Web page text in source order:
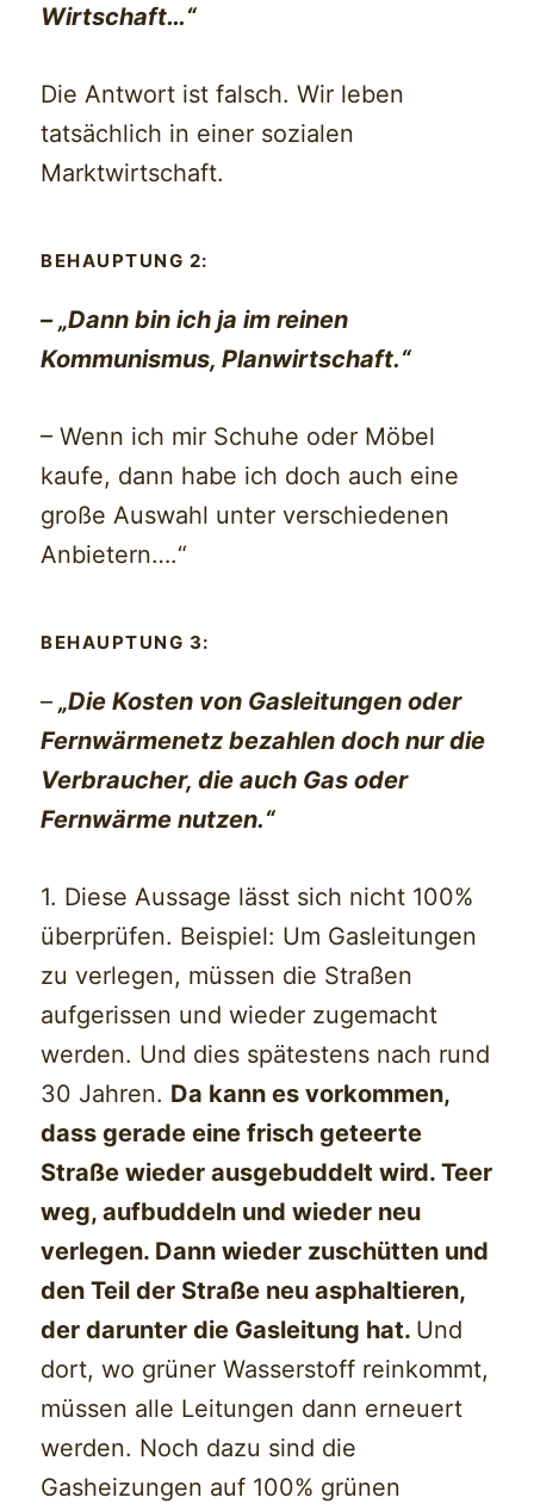
Wirtschaft…“
Die Antwort ist falsch. Wir leben
tatsächlich in einer sozialen
Marktwirtschaft.
BEHAUPTUNG 2:
– „Dann bin ich ja im reinen
Kommunismus, Planwirtschaft.“
– Wenn ich mir Schuhe oder Möbel
kaufe, dann habe ich doch auch eine
große Auswahl unter verschiedenen
Anbietern….“
BEHAUPTUNG 3:
– „Die Kosten von Gasleitungen oder
Fernwärmenetz bezahlen doch nur die
Verbraucher, die auch Gas oder
Fernwärme nutzen.“
1. Diese Aussage lässt sich nicht 100%
überprüfen. Beispiel: Um Gasleitungen
zu verlegen, müssen die Straßen
aufgerissen und wieder zugemacht
werden. Und dies spätestens nach rund
30 Jahren. Da kann es vorkommen,
dass gerade eine frisch geteerte
Straße wieder ausgebuddelt wird. Teer
weg, aufbuddeln und wieder neu
verlegen. Dann wieder zuschütten und
den Teil der Straße neu asphaltieren,
der darunter die Gasleitung hat. Und
dort, wo grüner Wasserstoff reinkommt,
müssen alle Leitungen dann erneuert
werden. Noch dazu sind die
Gasheizungen auf 100% grünen